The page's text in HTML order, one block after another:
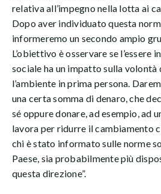
relativa all’impegno nella lotta ai
Dopo aver individuato questa
informeremo un secondo ampio
L’obiettivo è osservare se l’essere
sociale ha un impatto sulla volontà
l’ambiente in prima persona.
una certa somma di denaro, che
sé oppure donare, ad esempio, ad
lavora per ridurre il cambiamento
chi è stato informato sulle norme
Paese, sia probabilmente più
questa direzione”.